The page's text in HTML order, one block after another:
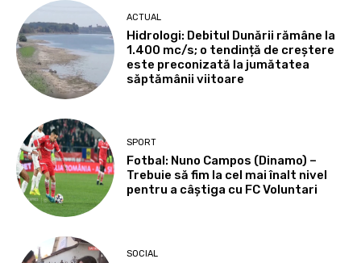
ACTUAL
Hidrologi: Debitul Dunării rămâne la
1.400 mc/s; o tendință de creștere
este preconizată la jumătatea
săptămânii viitoare
SPORT
Fotbal: Nuno Campos (Dinamo) –
Trebuie să fim la cel mai înalt nivel
pentru a câștiga cu FC Voluntari
SOCIAL